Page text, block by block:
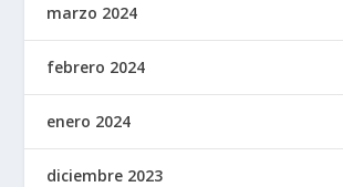
marzo 2024
febrero 2024
enero 2024
diciembre 2023